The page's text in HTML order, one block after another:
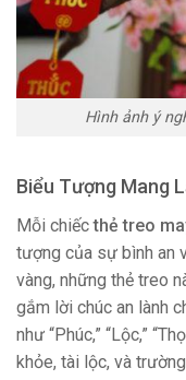
Hình ảnh ý
Biểu Tượng Mang
Mỗi chiếcthẻ treo
tượng của sự bình an
vàng, những thẻ treo
gắm lời chúc an lành
như “Phúc,” “Lộc,”
khỏe, tài lộc, và